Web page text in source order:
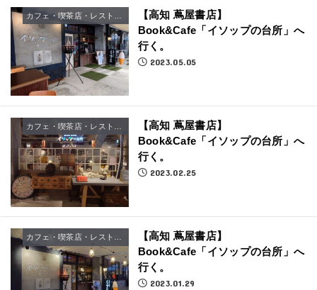
【高知 蔦屋書店】
Book&Cafe「イソップの台所」へ
行く。
2023.05.05
【高知 蔦屋書店】
Book&Cafe「イソップの台所」へ
行く。
2023.02.25
カフェ・喫茶店・レストラン
【高知 蔦屋書店】
Book&Cafe「イソップの台所」へ
行く。
2023.01.29